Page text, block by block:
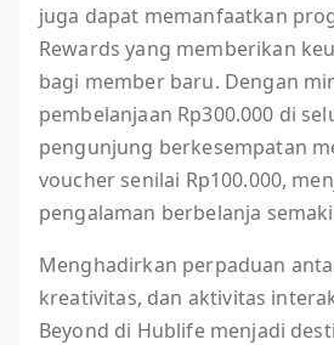
juga dapat memanfaatkan
Rewards yang memberikan
bagi member baru. Dengan
pembelanjaan Rp300.000 di
pengunjung berkesempatan
voucher senilai Rp100.000,
pengalaman berbelanja
Menghadirkan perpaduan
kreativitas, dan aktivitas
Beyond di Hublife menjadi